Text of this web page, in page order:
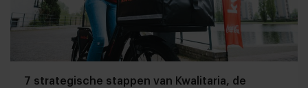
7 strategische stappen van Kwalitaria, de